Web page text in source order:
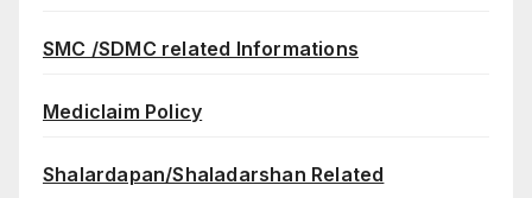
SMC /SDMC related Informations
Mediclaim Policy
Shalardapan/Shaladarshan Related